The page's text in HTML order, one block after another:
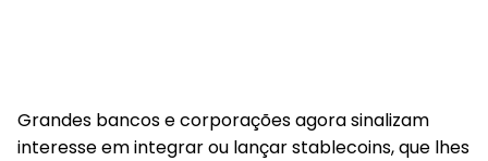
Grandes bancos e corporações agora sinalizam
interesse em integrar ou lançar stablecoins, que lhes